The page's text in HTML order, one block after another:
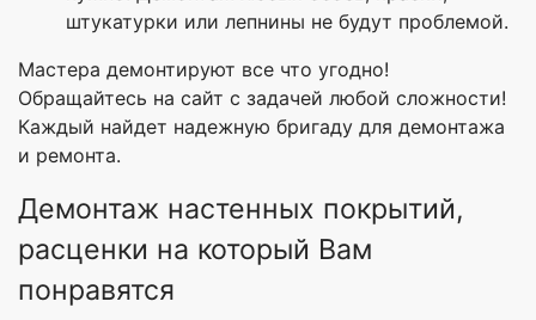
штукатурки или лепнины не будут проблемой.
Мастера демонтируют все что угодно!
Обращайтесь на сайт с задачей любой сложности!
Каждый найдет надежную бригаду для демонтажа
и ремонта.
Демонтаж настенных покрытий,
расценки на который Вам
понравятся